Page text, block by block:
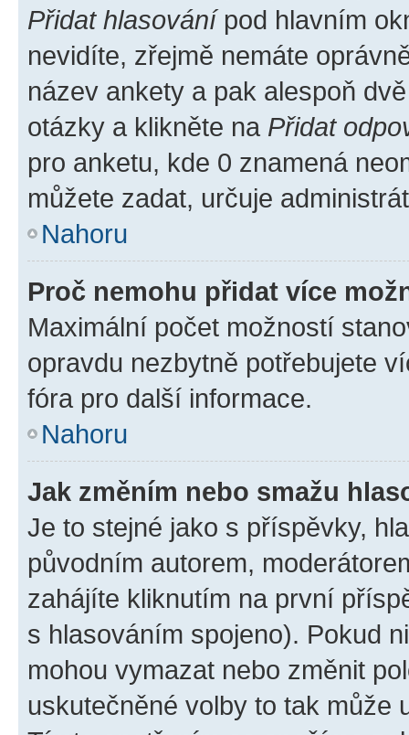
Přidat hlasovánípod hlavním
nevidíte, zřejmě nemáte
název ankety a pak alespoň
otázky a klikněte na Přidat
pro anketu, kde 0 znamená
můžete zadat, určuje
Nahoru
Proč nemohu přidat více
Maximální počet možností
opravdu nezbytně potřebujete
fóra pro další informace.
Nahoru
Jak změním nebo smažu
Je to stejné jako s příspěvky,
původním autorem,
zahájíte kliknutím na první
s hlasováním spojeno). Pokud
mohou vymazat nebo změnit
uskutečněné volby to tak může